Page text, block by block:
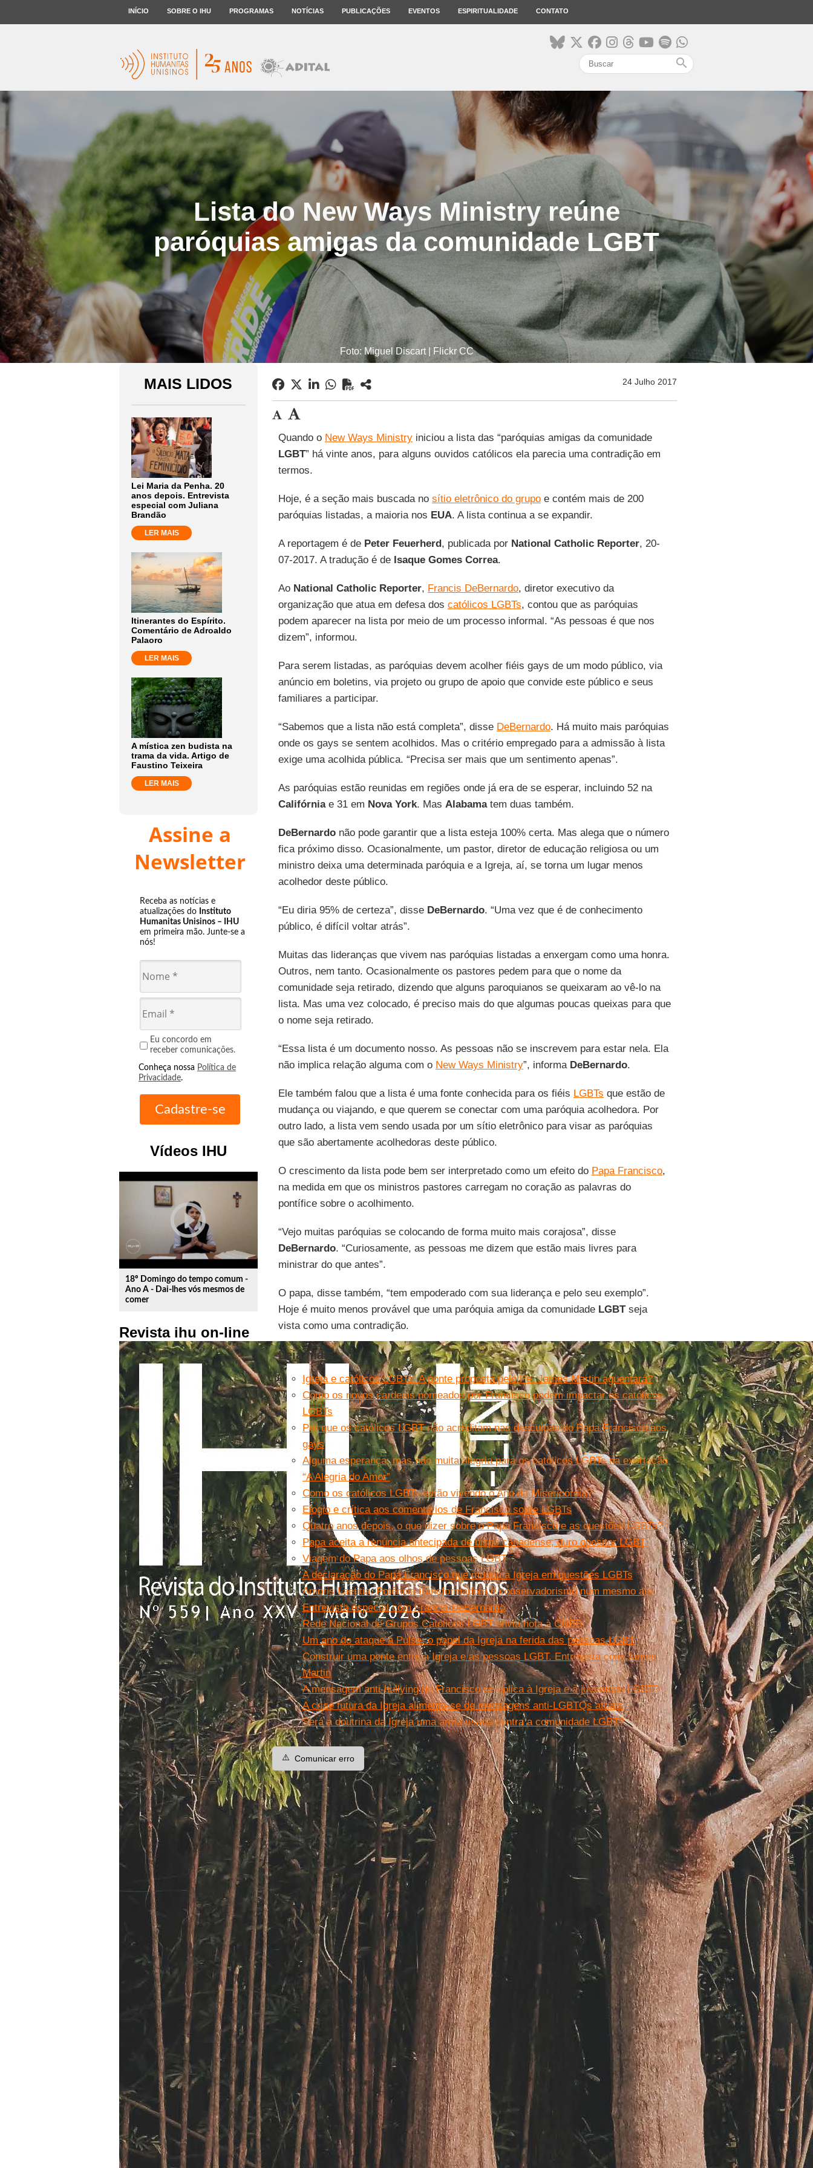
INÍCIO SOBRE O IHU PROGRAMAS NOTÍCIAS PUBLICAÇÕES EVENTOS ESPIRITUALIDADE CONTATO
search
Lista do New Ways Ministry reúne
paróquias amigas da comunidade LGBT
Foto: Miguel Discart | Flickr CC
MAIS LIDOS
Lei Maria da Penha. 20
anos depois. Entrevista
especial com Juliana
Brandão
LER MAIS
Itinerantes do Espírito.
Comentário de Adroaldo
Palaoro
LER MAIS
A mística zen budista na
trama da vida. Artigo de
Faustino Teixeira
LER MAIS
Assine a
Newsletter
Receba as notícias e
atualizações do Instituto
Humanitas Unisinos – IHU
em primeira mão. Junte-se a
nós!
Eu concordo em
receber comunicações.
Conheça nossa Política de
Privacidade.
Vídeos IHU
play_circle_outline
18º Domingo do tempo comum -
Ano A - Dai-lhes vós mesmos de
comer
Revista ihu on-line
24 Julho 2017
Quando o New Ways Ministryiniciou a lista das “paróquias amigas da comunidade
LGBT” há vinte anos, para alguns ouvidos católicos ela parecia uma contradição em
termos.
Hoje, é a seção mais buscada no sítio eletrônico do grupoe contém mais de 200
paróquias listadas, a maioria nos EUA. A lista continua a se expandir.
A reportagem é dePeter Feuerherd, publicada por National Catholic Reporter, 20-
07-2017. A tradução é de Isaque Gomes Correa.
Ao National Catholic Reporter, Francis DeBernardo, diretor executivo da
organização que atua em defesa dos católicos LGBTs, contou que as paróquias
podem aparecer na lista por meio de um processo informal. “As pessoas é que nos
dizem”, informou.
Para serem listadas, as paróquias devem acolher fiéis gays de um modo público, via
anúncio em boletins, via projeto ou grupo de apoio que convide este público e seus
familiares a participar.
“Sabemos que a lista não está completa”, disse DeBernardo. Há muito mais paróquias
onde os gays se sentem acolhidos. Mas o critério empregado para a admissão à lista
exige uma acolhida pública. “Precisa ser mais que um sentimento apenas”.
As paróquias estão reunidas em regiões onde já era de se esperar, incluindo 52 na
Califórniae 31 em Nova York. Mas Alabamatem duas também.
DeBernardonão pode garantir que a lista esteja 100% certa. Mas alega que o número
fica próximo disso. Ocasionalmente, um pastor, diretor de educação religiosa ou um
ministro deixa uma determinada paróquia e a Igreja, aí, se torna um lugar menos
acolhedor deste público.
“Eu diria 95% de certeza”, disse DeBernardo. “Uma vez que é de conhecimento
público, é difícil voltar atrás”.
Muitas das lideranças que vivem nas paróquias listadas a enxergam como uma honra.
Outros, nem tanto. Ocasionalmente os pastores pedem para que o nome da
comunidade seja retirado, dizendo que alguns paroquianos se queixaram ao vê-lo na
lista. Mas uma vez colocado, é preciso mais do que algumas poucas queixas para que
o nome seja retirado.
“Essa lista é um documento nosso. As pessoas não se inscrevem para estar nela. Ela
não implica relação alguma com o New Ways Ministry”, informa DeBernardo.
Ele também falou que a lista é uma fonte conhecida para os fiéis LGBTs que estão de
mudança ou viajando, e que querem se conectar com uma paróquia acolhedora. Por
outro lado, a lista vem sendo usada por um sítio eletrônico para visar as paróquias
que são abertamente acolhedoras deste público.
O crescimento da lista pode bem ser interpretado como um efeito do Papa Francisco,
na medida em que os ministros pastores carregam no coração as palavras do
pontífice sobre o acolhimento.
“Vejo muitas paróquias se colocando de forma muito mais corajosa”, disse
DeBernardo. “Curiosamente, as pessoas me dizem que estão mais livres para
ministrar do que antes”.
O papa, disse também, “tem empoderado com sua liderança e pelo seu exemplo”.
Hoje é muito menos provável que uma paróquia amiga da comunidade LGBTseja
vista como uma contradição.
Leia mais
Igreja e católicos LGBTs: A ponte proposta pelo Pe. James Martin aguentará?
Como os novos cardeais nomeados por Francisco podem impactar os católicos
LGBTs
Por que os católicos LGBT não acreditam nas desculpas do Papa Francisco aos
gays
Alguma esperança, mas não muita alegria para os católicos LGBTs na exortação
“A Alegria do Amor”
Como os católicos LGBTs estão vivendo o Ano da Misericórdia?
Elogio e crítica aos comentários de Francisco sobre LGBTs
Quatro anos depois, o que dizer sobre o Papa Francisco e as questões LGBTs?
Papa aceita a renúncia antecipada de bispo canadense, duro opositor LGBT
Viagem do Papa aos olhos de pessoas LGBT
A declaração do Papa Francisco que mudou a Igreja em questões LGBTs
Amoris Laetitia. Potência transformadora e conservadorismo num mesmo ato.
Entrevista especial com Francis DeBernardo
Rede Nacional de Grupos Católicos LGBT envia nota à CNBB
Um ano do ataque a Pulse: o papel da Igreja na ferida das pessoas LGBT
Construir uma ponte entre a Igreja e as pessoas LGBT. Entrevista com James
Martin
A mensagem anti-bullying de Francisco se aplica à Igreja e à juventude LGBT?
A crise futura da Igreja alimenta-se de mensagens anti-LGBTQs atuais
Será a doutrina da Igreja uma arma usada contra a comunidade LGBT?
⚠️ Comunicar erro